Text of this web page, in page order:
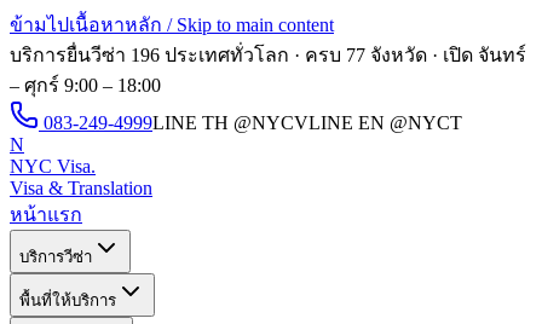
ข้ามไปเนื้อหาหลัก / Skip to main content
บริการยื่นวีซ่า 196 ประเทศทั่วโลก · ครบ 77 จังหวัด · เปิด จันทร์
– ศุกร์ 9:00 – 18:00
083-249-4999LINE TH @NYCVLINE EN @NYCT
N
NYC Visa.
Visa & Translation
หน้าแรก
บริการวีซ่า
พื้นที่ให้บริการ